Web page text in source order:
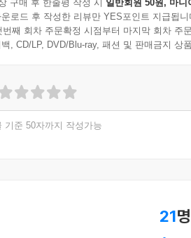
구매 후 한줄평 작성 시 일반회원 50원, 마니
로드 후 작성한 리뷰만 YES포인트 지급됩니
번째 회차 주문확정 시점부터 마지막 회차 주
, CD/LP, DVD/Blu-ray, 패션 및 판매금지 상
기준 50자까지 작성가능
21